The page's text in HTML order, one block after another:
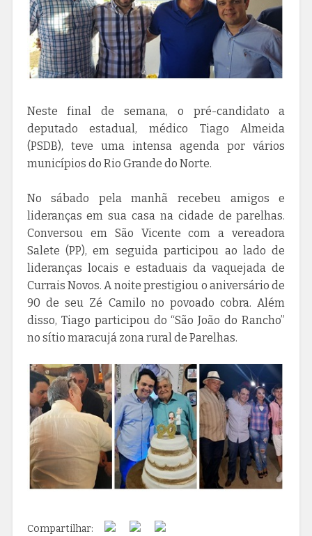
Neste final de semana, o pré-candidato a
deputado estadual, médico Tiago Almeida
(PSDB), teve uma intensa agenda por vários
municípios do Rio Grande do Norte.
No sábado pela manhã recebeu amigos e
lideranças em sua casa na cidade de parelhas.
Conversou em São Vicente com a vereadora
Salete (PP), em seguida participou ao lado de
lideranças locais e estaduais da vaquejada de
Currais Novos. A noite prestigiou o aniversário de
90 de seu Zé Camilo no povoado cobra. Além
disso, Tiago participou do “São João do Rancho”
no sítio maracujá zona rural de Parelhas.
Compartilhar: